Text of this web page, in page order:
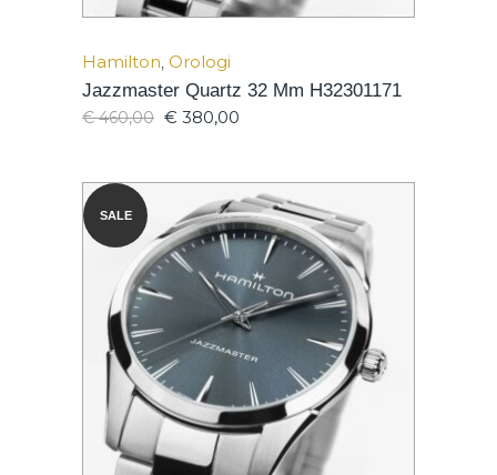
Hamilton, Orologi
Jazzmaster Quartz 32 Mm H32301171
€460,00 € 380,00
SALE